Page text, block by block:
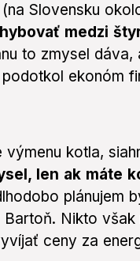
Slovensku
medzi
to zmysel
podotkol ekonóm
výmenu kotla,
len ak máte
plánujem
Bartoň. Nikto
ceny za